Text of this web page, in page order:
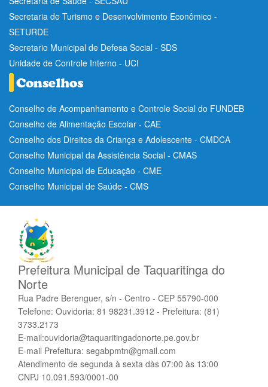
Secretaria de Turismo e Desenvolvimento Econômico -
SETURDE
Secretario Municipal de Defesa Social - SDS
Unidade de Controle Interno - UCI
Conselho de Acompanhamento e Controle Social do FUNDEB
Conselho de Alimentação Escolar - CAE
Conselho dos Direitos da Criança e Adolescente - CMDCA
Conselho Municipal da Assistência Social - CMAS
Conselho Municipal de Educação - CME
Conselho Municipal de Saúde - CMS
Prefeitura Municipal de Taquaritinga do
Norte
Rua Padre Berenguer, s/n - Centro - CEP 55790-000
Telefone: Ouvidoria: 81 98231.3912 - Prefeitura: (81)
3733.2173
E-mail:ouvidoria@taquaritingadonorte.pe.gov.br
E-mail Prefeitura: segabpmtn@gmail.com
Atendimento de segunda à sexta dàs 07:00 às 13:00
CNPJ 10.091.593/0001-00